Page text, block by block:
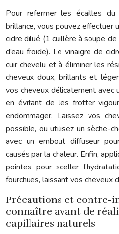
Pour refermer les écailles
brillance, vous pouvez effectuer
cidre dilué (1 cuillère à soupe
d’eau froide). Le vinaigre de
cuir chevelu et à éliminer les
cheveux doux, brillants et
vos cheveux délicatement avec
en évitant de les frotter
endommager. Laissez vos
possible, ou utilisez un sèche-
avec un embout diffuseur
causés par la chaleur. Enfin,
pointes pour sceller
fourchues, laissant vos cheveux
Précautions et contre-
connaître avant de
capillaires naturels